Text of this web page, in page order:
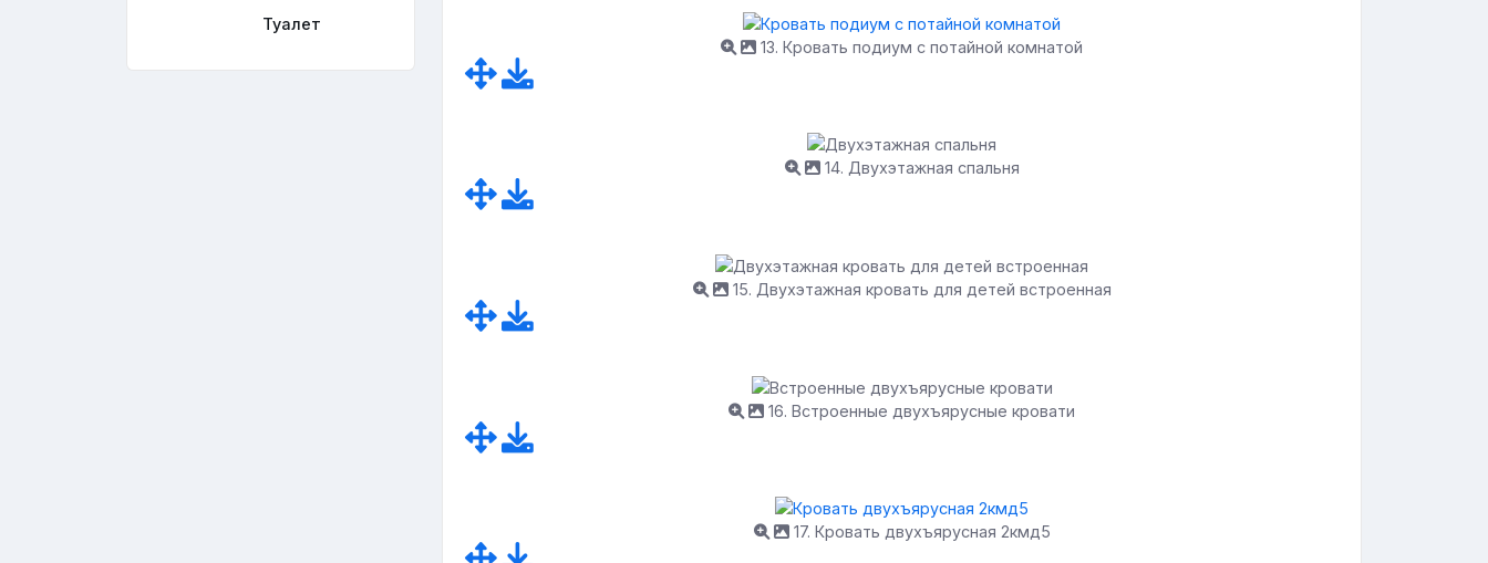
Туалет
13. Кровать подиум с потайной комнатой
14. Двухэтажная спальня
15. Двухэтажная кровать для детей встроенная
16. Встроенные двухъярусные кровати
17. Кровать двухъярусная 2кмд5